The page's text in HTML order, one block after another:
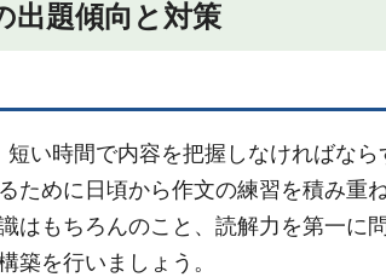
出題傾向と対策
い時間で内容を把握しなければな
めに日頃から作文の練習を積み重
もちろんのこと、読解力を第一に
築を行いましょう。